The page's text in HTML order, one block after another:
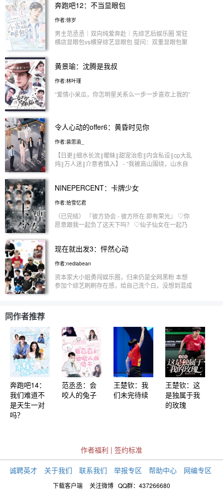
奔跑吧12：不当显眼包
作者:徐岁
男主范丞丞｜双向纯爱奔赴｜先综艺后娱乐圈 常驻
横店显眼包vs横穿综艺显眼包 提问：双重显眼包聚
的睫毛，其实像美式前刺” 2.笨鸟先飞buff “姚译添我
“……” 3.纯爱buff（有待开发中？） “周潦，以后可不
可以为了我，在横店少接几部吻戏” “范丞丞，以后可
黄景瑜：沈腾是我叔
作者:林叶瑾
“爱情小呆瓜，你怎明星关系么一步一步喜欢上我的”
令人心动的offer6：黄昏时见你
作者:裴思渝_
【日更‖细水长流‖暧昧‖甜宠治愈‖内含私设‖cp大乱
炖‖万人迷‖介意者慎入】 - “我被高山围绕，山水自
NINEPERCENT：卡牌少女
作者:拾雪忆君
（已完结） 『彼方协会 - 彼方所在·即有荣光』 ♡你
愿意跟我一起负了这天下吗？ ♡仙子仙女在一起乃
本寥若晨星，遇见你之后星河长明 ♡拉着我的手，
你 ♡傻瓜，在依赖我一点 ♡一次遇见你，一次走到
底，人生只要两次幸运就好
现在就出发3：怦然心动
作者:nediabean
资本家大小姐勇闯娱乐圈，归来仍是全网黑粉 本想
参加个综艺刷刷存在感，给自己洗个白，没想到混成
同作者推荐
奔跑吧14：
我们难道不
是天生一对
吗？
范丞丞：会
咬人的兔子
王楚钦：我
们未完待续
王楚钦：这
是独属于我
的玫瑰
作者福利 | 签约标准
诚聘英才 关于我们 联系我们 举报专区 帮助中心 网编专区
下载客户端 关注微博 QQ群：437266680